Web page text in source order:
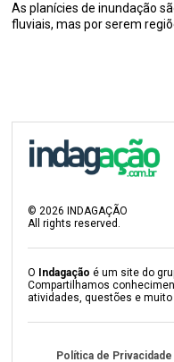
As planícies de inundação
fluviais, mas por serem
©2026 INDAGAÇÃO
All rights reserved.
O Indagação é um site do
Compartilhamos
atividades, questões e
Política de Privacidade